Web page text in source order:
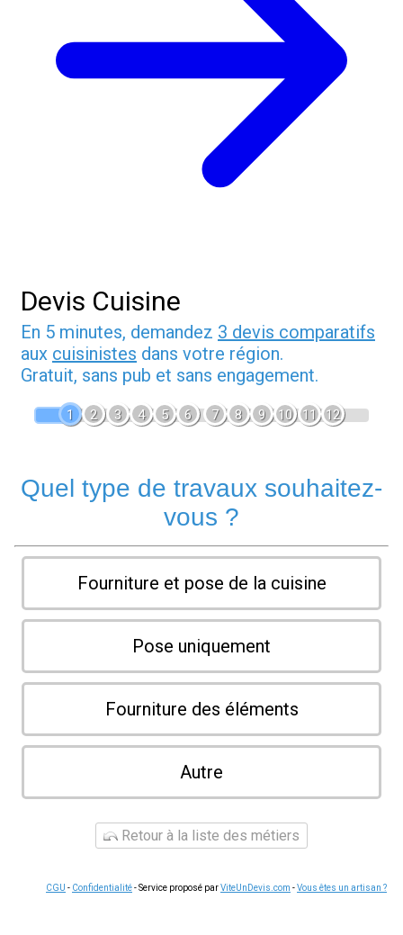
Devis Cuisine
En 5 minutes, demandez 3 devis comparatifs
aux cuisinistes dans votre région.
Gratuit, sans pub et sans engagement.
1 2 3 4 5 6 7 8 9 10 11 12
Quel type de travaux souhaitez-
vous ?
Fourniture et pose de la cuisine
Pose uniquement
Fourniture des éléments
Autre
Retour à la liste des métiers
CGU - Confidentialité- Service proposé parViteUnDevis.com -Vous êtes un artisan ?